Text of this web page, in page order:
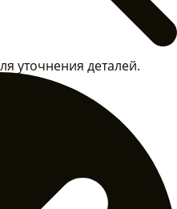
уточнения деталей.